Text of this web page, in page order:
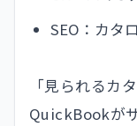
SEO：カタ
「見られるカ
QuickBookが